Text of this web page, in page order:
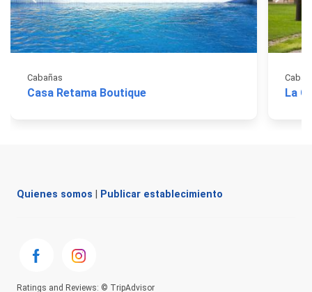
Cabañas
Casa Retama Boutique La
Quienes somos Publicar establecimiento
Ratings and Reviews: © TripAdvisor